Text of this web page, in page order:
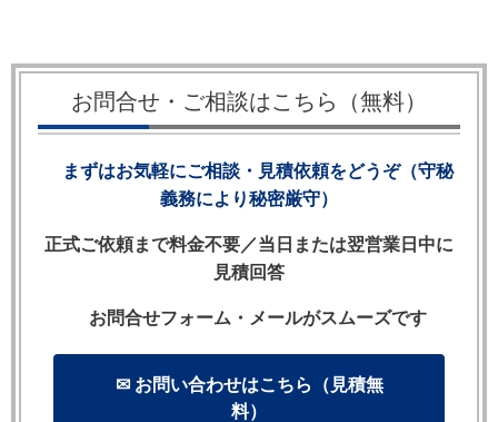
す。
1. Remotenessとは何か
3. 「too remote」とはどういう状態か
5. 英文契約書と Remoteness——条項設計への影響
6. 予見可能性テストの実務的判断基準
お問合せ・ご相談はこちら（無料）
まずはお気軽にご相談・見積依頼をどうぞ（守秘
義務により秘密厳守）
正式ご依頼まで料金不要／当日または翌営業日中に
見積回答
お問合せフォーム・メールがスムーズです
✉ お問い合わせはこちら（見積無
料）